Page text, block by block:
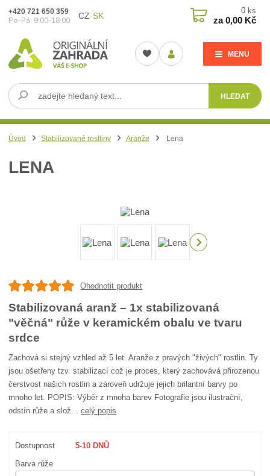
CZ SK
MENU
HLEDAT
+420 721 650 359
Po-Pá: 9:00-18:00
0 ks
za0,00 Kč
Úvod Stabilizované rostliny Aranže Lena
LENA
Ohodnotit produkt
Stabilizovaná aranž – 1x stabilizovaná
"věčná" růže v keramickém obalu ve tvaru
srdce
Zachová si stejný vzhled až 5 let. Aranže z pravých "živých" rostlin. Ty
jsou ošetřeny tzv. stabilizací což je proces, který zachovává přirozenou
čerstvost našich rostlin a zároveň udržuje jejich brilantní barvy po
mnoho let. POPIS: Výběr z mnoha barev Fotografie jsou ilustrační,
odstín růže a slož...celý popis
Dostupnost 5-10 DNŮ
Barva růže